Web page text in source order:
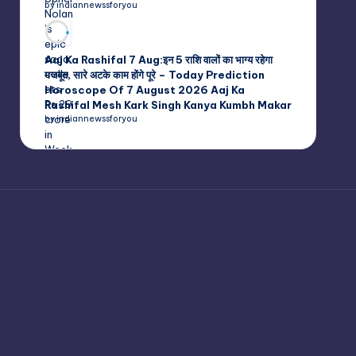
by indiannewssforyou
Aaj Ka Rashifal 7 Aug:इन 5 राशि वालों का भाग्य रहेगा
मजबूत, सारे अटके काम होंगे पूरे – Today Prediction
Horoscope Of 7 August 2026 Aaj Ka
Rashifal Mesh Kark Singh Kanya Kumbh Makar
by indiannewssforyou